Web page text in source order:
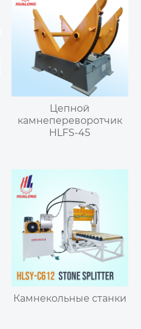
Цепной
камнепереворотчик
HLFS-45
Камнекольные станки